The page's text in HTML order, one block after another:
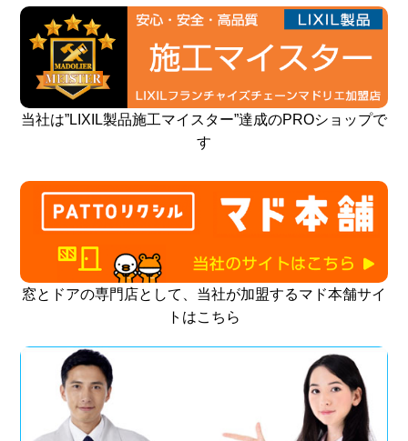
当社は”LIXIL製品施工マイスター”達成のPROショップで
す
窓とドアの専門店として、当社が加盟するマド本舗サイ
トはこちら